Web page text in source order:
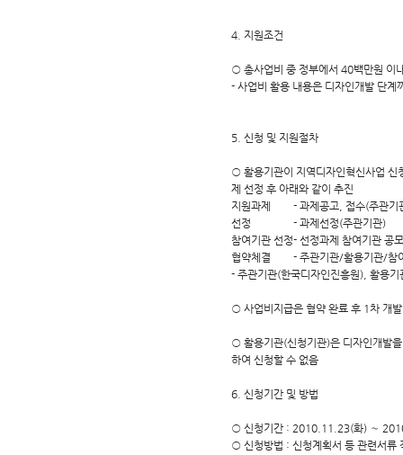
4. 지원조건
○ 총사업비 중 정부에서 40백만원 이
- 사업비 활용 내용은 디자인개발 단계
5. 신청 및 지원절차
○ 활용기관이 지역디자인혁신사업 신
제 선정 후 아래와 같이 추진
지원과제
선정
- 과제공고, 접수(주관기
- 과제선정(주관기관)
참여기관 선정- 선정과제 참여기관 공
협약체결
- 주관기관/활용기관/참
- 주관기관(한국디자인진흥원), 활용
○ 사업비지급은 협약 완료 후 1차 개
○ 활용기관(신청기관)은 디자인개발
하여 신청할 수 없음
6. 신청기간 및 방법
○ 신청기간 : 2010.11.23(화) ～
○ 신청방법 : 신청계획서 등 관련서류